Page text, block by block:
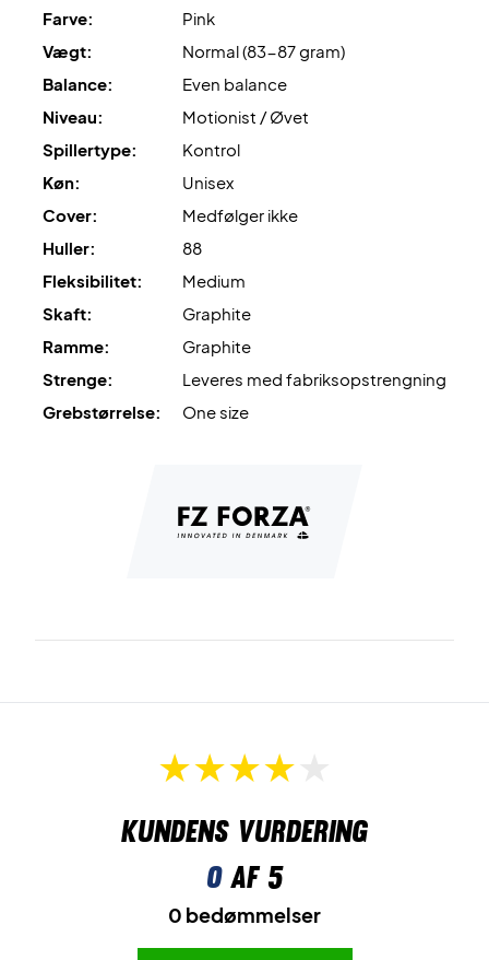
opstrengning med Ashaway Zymax 68 TX og 10,5 kg i
hårdhed.
Leveresuden cover
Farve:
Pink
Vægt:
Normal (83-87 gram)
Balance:
Even balance
Niveau:
Motionist / Øvet
Spillertype:
Kontrol
Køn:
Unisex
Cover:
Medfølger ikke
Huller:
88
Fleksibilitet:
Medium
Skaft:
Graphite
Ramme:
Graphite
Strenge:
Leveres med fabriksopstrengning
Grebstørrelse:
One size
Kundens vurdering
0af 5
0 bedømmelser